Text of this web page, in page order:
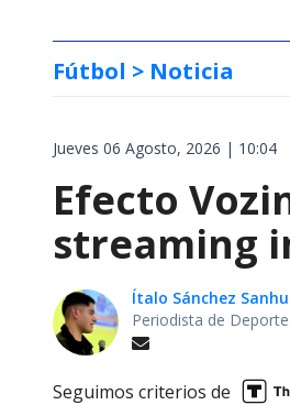
Fútbol > Noticia
Jueves 06 Agosto, 2026 | 10:04
Efecto
streaming
Ítalo Sánchez
Periodista de
Seguimos criterios de